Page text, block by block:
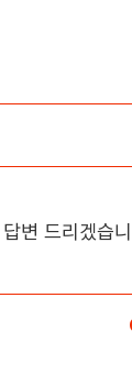
변 드리겠습